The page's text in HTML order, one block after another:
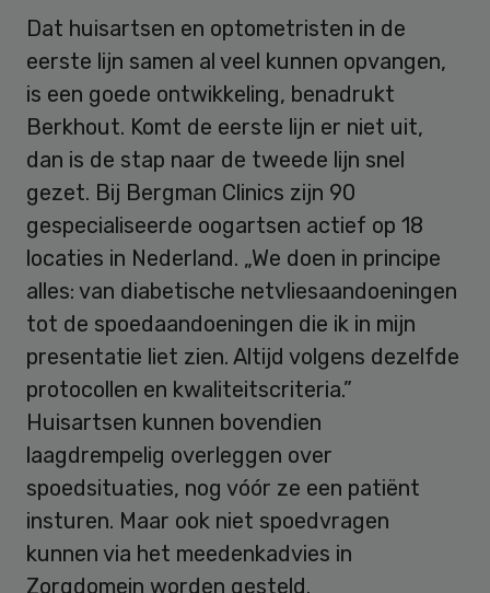
Dat huisartsen en optometristen in de
eerste lijn samen al veel kunnen opvangen,
is een goede ontwikkeling, benadrukt
Berkhout. Komt de eerste lijn er niet uit,
dan is de stap naar de tweede lijn snel
gezet. Bij Bergman Clinics zijn 90
gespecialiseerde oogartsen actief op 18
locaties in Nederland. „We doen in principe
alles: van diabetische netvliesaandoeningen
tot de spoedaandoeningen die ik in mijn
presentatie liet zien. Altijd volgens dezelfde
protocollen en kwaliteitscriteria.”
Huisartsen kunnen bovendien
laagdrempelig overleggen over
spoedsituaties, nog vóór ze een patiënt
insturen. Maar ook niet spoedvragen
kunnen via het meedenkadvies in
Zorgdomein worden gesteld.